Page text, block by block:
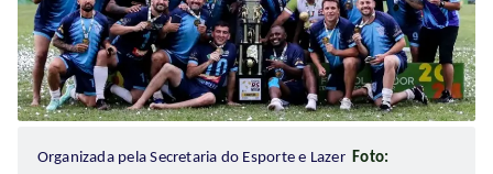
Organizada pela Secretaria do Esporte e LazerFoto: